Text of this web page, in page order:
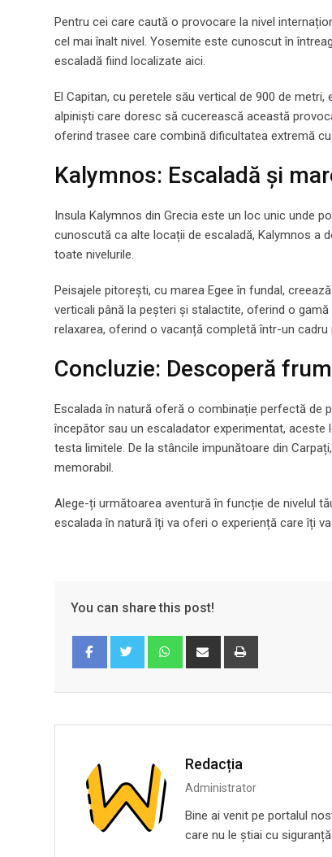
Pentru cei care caută o provocare la nivel
cel mai înalt nivel. Yosemite este cunoscut în
escaladă fiind localizate aici.
El Capitan, cu peretele său vertical de 900 de
alpiniști care doresc să cucerească această
oferind trasee care combină dificultatea extremă
Kalymnos: Escaladă și
Insula Kalymnos din Grecia este un loc unic unde
cunoscută ca alte locații de escaladă, Kalymnos a
toate nivelurile.
Peisajele pitorești, cu marea Egee în fundal,
verticali până la peșteri și stalactite, oferind o
relaxarea, oferind o vacanță completă într-un cadru
Concluzie: Descoperă
Escalada în natură oferă o combinație perfectă de
începător sau un escaladator experimentat,
testa limitele. De la stâncile impunătoare din
memorabil.
Alege-ți următoarea aventură în funcție de nivelul
escalada în natură îți va oferi o experiență care îți
You can share this post!
WhatsappShare
Redacția
Administrator
Bine ai venit pe portalul
care nu le știai cu siguranță.